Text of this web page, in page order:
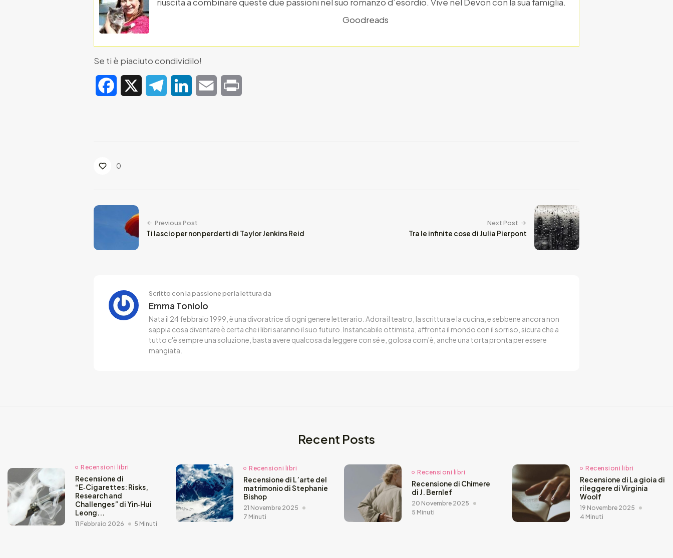
Goodreads
Se ti è piaciuto condividilo!
Facebook TelegramLinkedIn Email
0
Previous Post
Ti lascio per non perderti di Taylor Jenkins Reid
Next Post
Tra le infinite cose di Julia Pierpont
Scritto con la passione per la lettura da
Emma Toniolo
Nata il 24 febbraio 1999, è una divoratrice di ogni genere letterario. Adora il teatro, la scrittura e la cucina, e sebbene ancora non
sappia cosa diventare è certa che i libri saranno il suo futuro. Instancabile ottimista, affronta il mondo con il sorriso, sicura che a
tutto c'è sempre una soluzione, basta avere qualcosa da leggere con sé e, golosa com'è, anche una torta pronta per essere
mangiata.
Recent Posts
Recensioni libri
Recensione di
“E‑Cigarettes: Risks,
Research and
Challenges” di Yin‑Hui
Leong...
11 Febbraio 2026 5 Minuti
Recensioni libri
Recensione di L’arte del
matrimonio di Stephanie
Bishop
21 Novembre 2025
7 Minuti
Recensioni libri
Recensione di Chimere
di J. Bernlef
20 Novembre 2025
5 Minuti
Recensioni libri
Recensione di La gioia di
rileggere di Virginia
Woolf
19 Novembre 2025
4 Minuti